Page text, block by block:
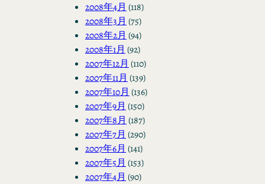
2008年4月 (118)
2008年3月 (75)
2008年2月 (94)
2008年1月 (92)
2007年12月 (110)
2007年11月 (139)
2007年10月 (136)
2007年9月 (150)
2007年8月 (187)
2007年7月 (290)
2007年6月 (141)
2007年5月 (153)
2007年4月 (90)